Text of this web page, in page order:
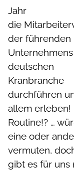
Jahr
die
der führenden
deutschen
Kranbranche
durchführen
allem erleben!
Routine!? …
eine oder
vermuten,
gibt es für uns